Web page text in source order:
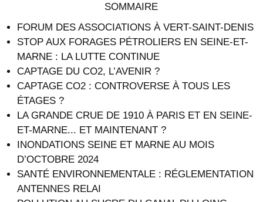
SOMMAIRE
FORUM DES ASSOCIATIONS À VERT-SAINT-DENIS
STOP AUX FORAGES PÉTROLIERS EN SEINE-ET-
MARNE : LA LUTTE CONTINUE
CAPTAGE DU CO2, L’AVENIR ?
CAPTAGE CO2 : CONTROVERSE À TOUS LES
ÉTAGES ?
LA GRANDE CRUE DE 1910 À PARIS ET EN SEINE-
ET-MARNE... ET MAINTENANT ?
INONDATIONS SEINE ET MARNE AU MOIS
D’OCTOBRE 2024
SANTÉ ENVIRONNEMENTALE : RÉGLEMENTATION
ANTENNES RELAI